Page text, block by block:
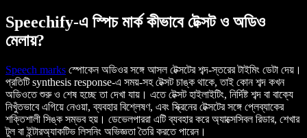
Speechify-এ স্পিচ মার্ক কীভাবে টেক্সট ও অডিও
মেলায়?
Speech marks স্পোকেন অডিওর সঙ্গে আসল টেক্সটের শব্দ-স্তরের টাইমিং ডেটা দেয়।
প্রতিটি synthesis response-এ সময়-সহ টেক্সট চাঙ্ক থাকে, তাই কোন শব্দ কখন
অডিওতে শুরু ও শেষ হচ্ছে তা দেখা যায়। এতে টেক্সট হাইলাইটিং, নির্দিষ্ট শব্দ বা বাক্যে
নিখুঁতভাবে এগিয়ে নেওয়া, ব্যবহার বিশ্লেষণ, এবং স্ক্রিনের টেক্সটের সঙ্গে প্লেব্যাকের
শক্তিশালী সিঙ্ক সম্ভব হয়। ডেভেলপাররা এটি ব্যবহার করে অ্যাক্সেসিবল রিডার, শেখার
টুল বা ইন্টারঅ্যাকটিভ লিসনিং অভিজ্ঞতা তৈরি করতে পারেন।